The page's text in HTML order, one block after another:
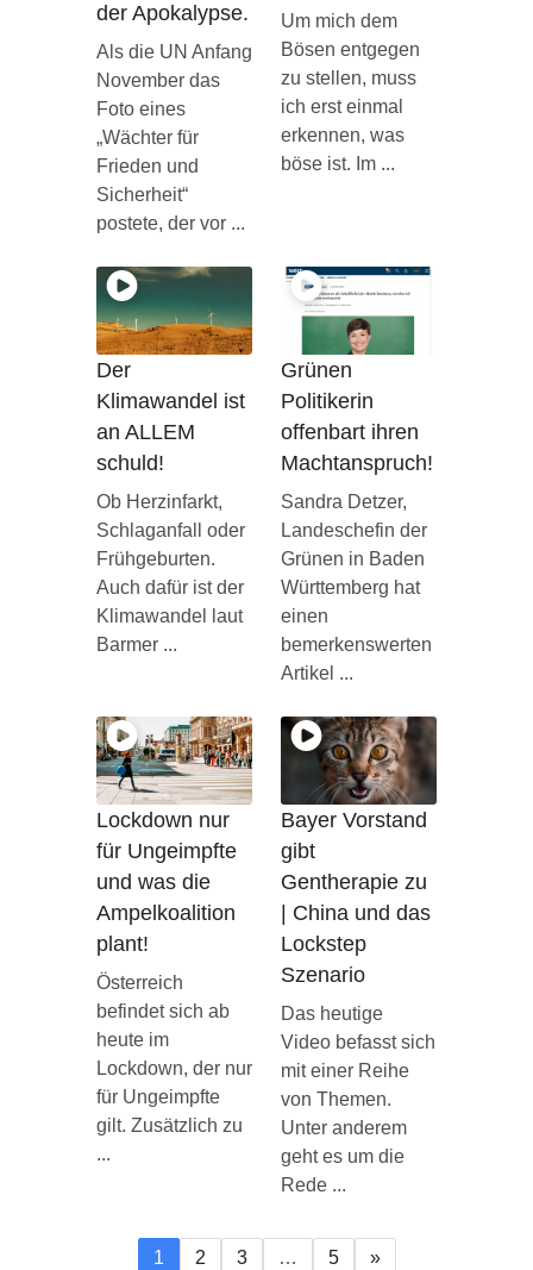
der Apokalypse.
Als die UN Anfang
November das
Foto eines
„Wächter für
Frieden und
Sicherheit“
postete, der vor ...
Um mich dem
Bösen entgegen
zu stellen, muss
ich erst einmal
erkennen, was
böse ist. Im ...
Der
Klimawandel ist
an ALLEM
schuld!
Ob Herzinfarkt,
Schlaganfall oder
Frühgeburten.
Auch dafür ist der
Klimawandel laut
Barmer ...
Grünen
Politikerin
offenbart ihren
Machtanspruch!
Sandra Detzer,
Landeschefin der
Grünen in Baden
Württemberg hat
einen
bemerkenswerten
Artikel ...
Lockdown nur
für Ungeimpfte
und was die
Ampelkoalition
plant!
Österreich
befindet sich ab
heute im
Lockdown, der nur
für Ungeimpfte
gilt. Zusätzlich zu
...
Bayer Vorstand
gibt
Gentherapie zu
| China und das
Lockstep
Szenario
Das heutige
Video befasst sich
mit einer Reihe
von Themen.
Unter anderem
geht es um die
Rede ...
1 2 3 … 5 »